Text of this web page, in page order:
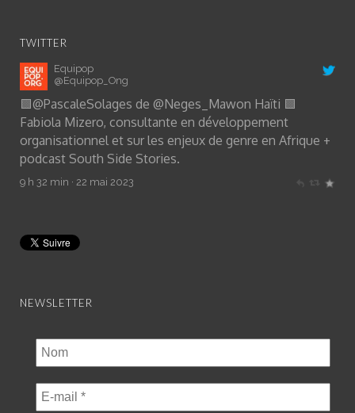
TWITTER
Equipop
@Equipop_Ong
🟩@PascaleSolages de @Neges_Mawon Haïti 🟩
Fabiola Mizero, consultante en développement
organisationnel et sur les enjeux de genre en Afrique +
podcast South Side Stories.
9 h 32 min · 22 mai 2023
NEWSLETTER